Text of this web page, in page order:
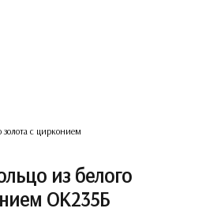
золота с цирконием
из белого
ОК235Б